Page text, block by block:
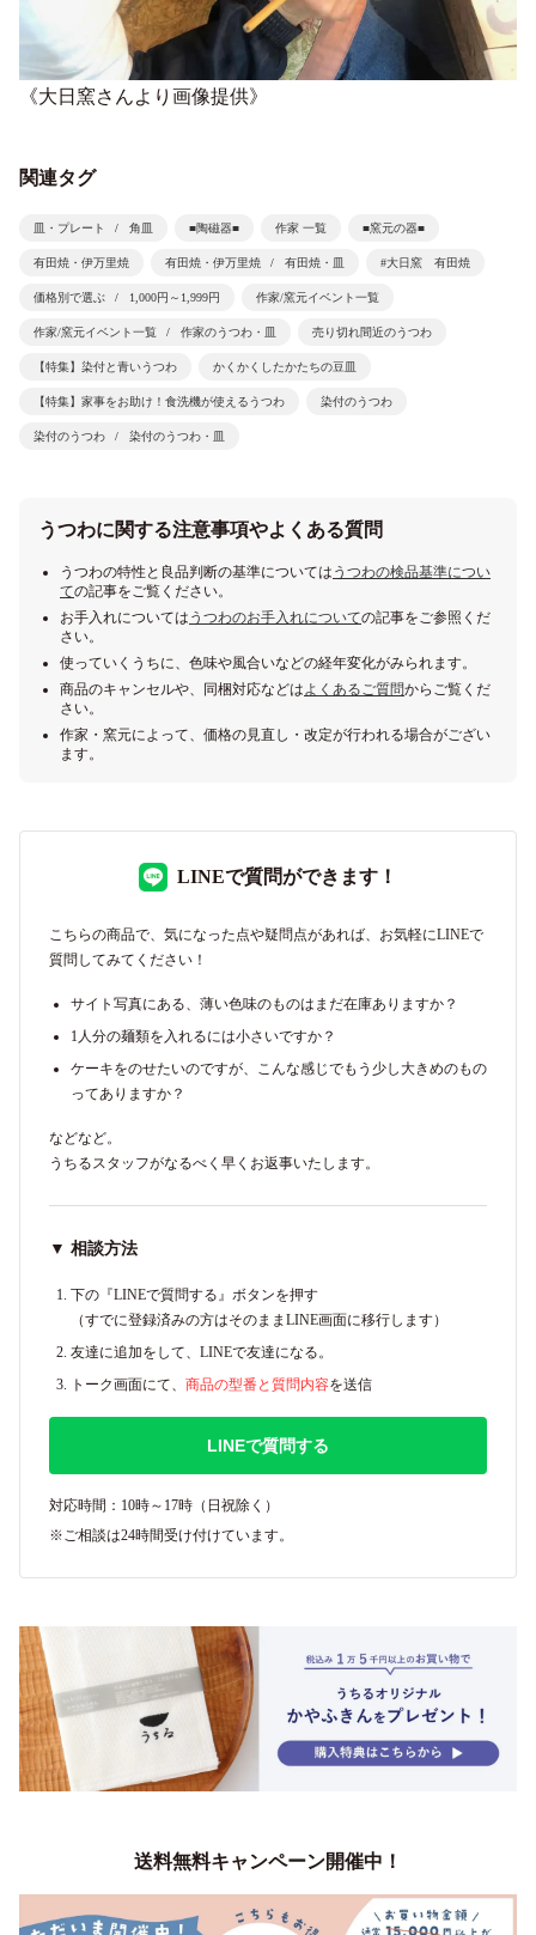
《大日窯さんより画像提供》
関連タグ
皿・プレート 角皿 ■陶磁器■ 作家 一覧 ■窯元の器■
有田焼・伊万里焼 有田焼・伊万里焼 有田焼・皿 #大日窯 有田焼
価格別で選ぶ 1,000円～1,999円 作家/窯元イベント一覧
作家/窯元イベント一覧 作家のうつわ・皿 売り切れ間近のうつわ
【特集】染付と青いうつわ かくかくしたかたちの豆皿
【特集】家事をお助け！食洗機が使えるうつわ 染付のうつわ
染付のうつわ 染付のうつわ・皿
うつわに関する注意事項やよくある質問
うつわの特性と良品判断の基準については うつわの検品基準につい
ての記事をご覧ください。
お手入れについては うつわのお手入れについての記事をご参照くだ
さい。
使っていくうちに、色味や風合いなどの経年変化がみられます。
商品のキャンセルや、同梱対応などは よくあるご質問からご覧くだ
さい。
作家・窯元によって、価格の見直し・改定が行われる場合がござい
ます。
LINEで質問ができます！
こちらの商品で、気になった点や疑問点があれば、お気軽にLINEで
質問してみてください！
サイト写真にある、薄い色味のものはまだ在庫ありますか？
1人分の麺類を入れるには小さいですか？
ケーキをのせたいのですが、こんな感じでもう少し大きめのもの
ってありますか？
などなど。
うちるスタッフがなるべく早くお返事いたします。
▼ 相談方法
下の『LINEで質問する』ボタンを押す
（すでに登録済みの方はそのままLINE画面に移行します）
友達に追加をして、LINEで友達になる。
トーク画面にて、 商品の型番と質問内容を送信
LINEで質問する
対応時間：10時～17時（日祝除く）
※ご相談は24時間受け付けています。
送料無料キャンペーン開催中！